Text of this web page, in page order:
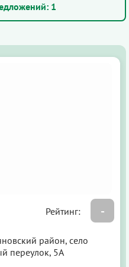
1
Рейтинг: -
район, село
переулок, 5А